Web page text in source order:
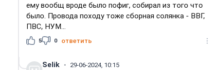
ему вообщ вроде было пофиг, собирал из того что
было. Провода походу тоже сборная солянка - ВВГ,
ПВС, НУМ...
5 0 ответить
Selik 29-06-2024, 10:15